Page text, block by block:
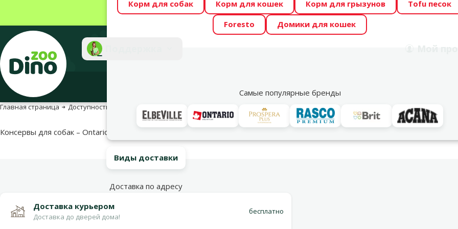
Весь месяц Dino Zoo предлагает отличные цены на ТОП-овые корма! 🍖
Фотоконкурс “GADA ŪSAIŅI”! Возможно Твой питомец станет звездой
Корм для собак Корм для кошек Корм для грызунов
Tofu песок
Foresto
Домики для кошек
Самые популярные бренды
Акции
Главная страница Доступность продукта
Варианты доставки
Консервы для собак – Ontario Adult Chicken Gizzard, 200 г
Виды доставки
Доставка по адресу
Доставка курьером
Доставка до дверей дома!
бесплатно